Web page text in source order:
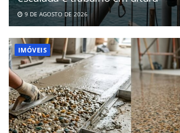
9 DE AGOSTO DE 2026
IMÓVEIS